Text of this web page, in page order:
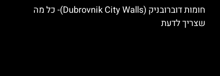
חומות דוברובניק (Dubrovnik City Walls)- כל מה
שצריך לדעת